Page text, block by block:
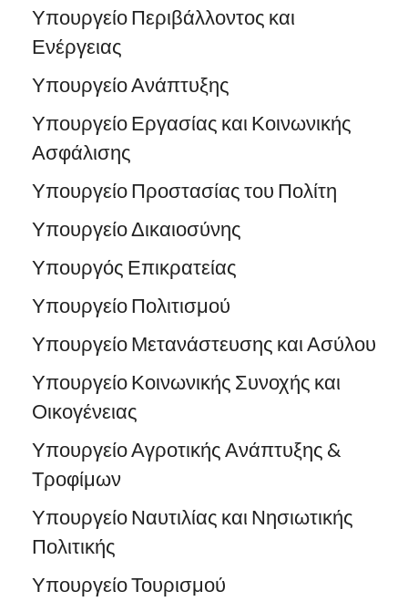
Υπουργείο Περιβάλλοντος και
Ενέργειας
Υπουργείο Ανάπτυξης
Υπουργείο Εργασίας και Κοινωνικής
Ασφάλισης
Υπουργείο Προστασίας του Πολίτη
Υπουργείο Δικαιοσύνης
Υπουργός Επικρατείας
Υπουργείο Πολιτισμού
Υπουργείο Μετανάστευσης και Ασύλου
Υπουργείο Κοινωνικής Συνοχής και
Οικογένειας
Υπουργείο Αγροτικής Ανάπτυξης &
Τροφίμων
Υπουργείο Ναυτιλίας και Νησιωτικής
Πολιτικής
Υπουργείο Τουρισμού